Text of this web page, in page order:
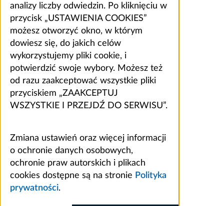
analizy liczby odwiedzin. Po kliknięciu w
przycisk „USTAWIENIA COOKIES”
możesz otworzyć okno, w którym
dowiesz się, do jakich celów
wykorzystujemy pliki cookie, i
potwierdzić swoje wybory. Możesz też
od razu zaakceptować wszystkie pliki
przyciskiem „ZAAKCEPTUJ
WSZYSTKIE I PRZEJDŹ DO SERWISU”.
Zmiana ustawień oraz więcej informacji
o ochronie danych osobowych,
ochronie praw autorskich i plikach
cookies dostępne są na stronie Polityka
prywatności.